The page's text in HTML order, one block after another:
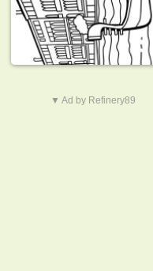
▼ Ad by Refinery89